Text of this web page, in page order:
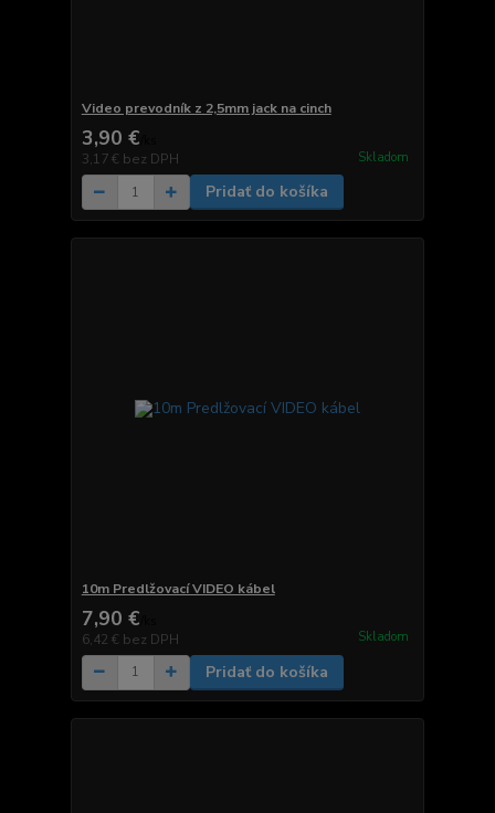
Video prevodník z 2,5mm jack na cinch
3,90 €
3,17 € bez DPH Skladom
Pridať do košíka
10m Predlžovací VIDEO kábel
7,90 €
6,42 € bez DPH Skladom
Pridať do košíka